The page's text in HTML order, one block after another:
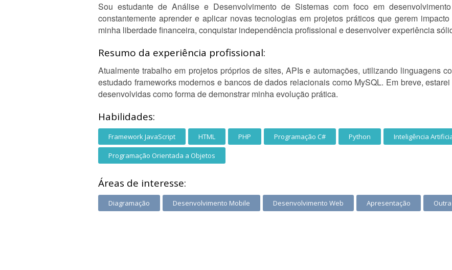
Sou estudante de Análise e Desenvolvimento de Sistemas com foco em
constantemente aprender e aplicar novas tecnologias em projetos práticos que gerem
minha liberdade financeira, conquistar independência profissional e desenvolver experiência
Resumo da experiência profissional:
Atualmente trabalho em projetos próprios de sites, APIs e automações, utilizando linguagens
estudado frameworks modernos e bancos de dados relacionais como MySQL. Em breve,
desenvolvidas como forma de demonstrar minha evolução prática.
Habilidades:
Framework JavaScript HTML PHP Programação C# Python Inteligência
Programação Orientada a Objetos
Áreas de interesse:
Diagramação Desenvolvimento Mobile Desenvolvimento Web Apresentação